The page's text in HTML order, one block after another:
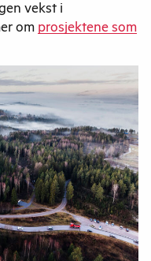
vekst i
om prosjektene som